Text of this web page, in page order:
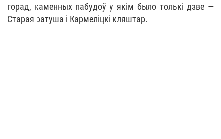
горад, каменных пабудоў у якім было толькі дзве —
Старая ратуша і Кармеліцкі кляштар.